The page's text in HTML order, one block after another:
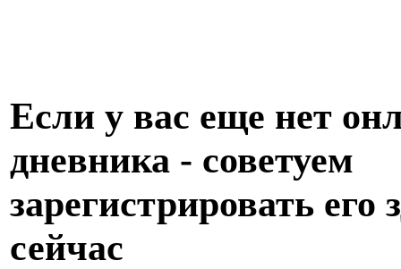
Если у вас еще нет
дневника - советуем
зарегистрировать его
сейчас